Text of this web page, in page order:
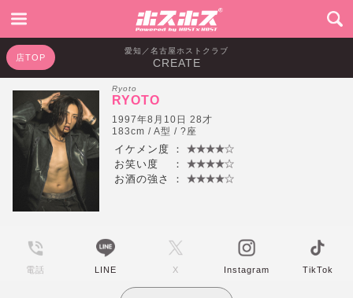
愛知／名古屋ホストクラブ
CREATE
店TOP
Ryoto
RYOTO
1997年8月10日 28才
183cm / A型 / ?座
イケメン度
：
お笑い度
：
お酒の強さ
：
電話 LINE X Instagram TikTok